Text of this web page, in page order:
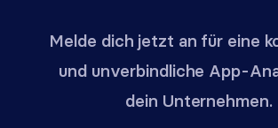
Melde dich jetzt an für eine
und unverbindliche App-
dein Unternehmen.